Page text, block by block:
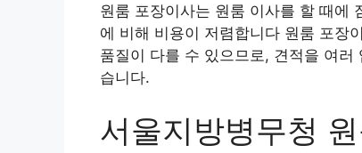
원룸 포장이사는 원룸 이사를 할 때에
에 비해 비용이 저렴합니다 원룸 포장
품질이 다를 수 있으므로, 견적을 여
습니다.
서울지방병무청